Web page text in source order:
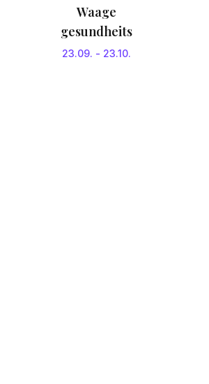
Waage
gesundheits
23.09. - 23.10.